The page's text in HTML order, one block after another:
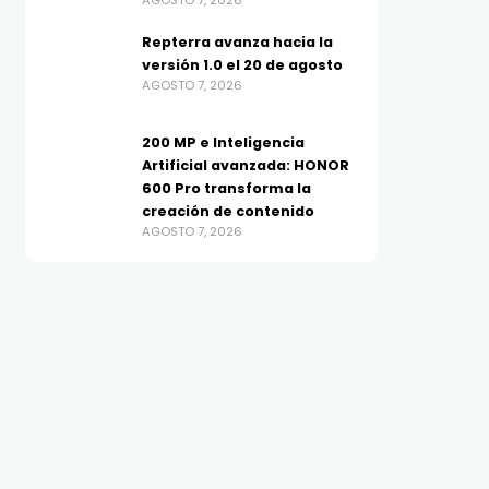
Repterra avanza hacia la
versión 1.0 el 20 de agosto
AGOSTO 7, 2026
200 MP e Inteligencia
Artificial avanzada: HONOR
600 Pro transforma la
creación de contenido
AGOSTO 7, 2026